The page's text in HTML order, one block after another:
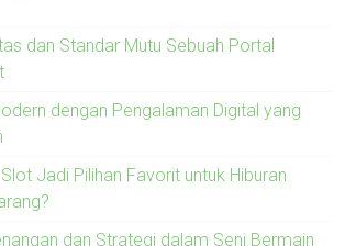
dan Standar Mutu Sebuah Portal
dengan Pengalaman Digital yang
Jadi Pilihan Favorit untuk Hiburan
dan Strategi dalam Seni Bermain